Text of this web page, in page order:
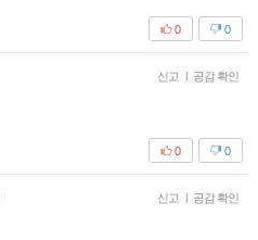
0
0
신고 공감 확인
0
0
신고 공감 확인